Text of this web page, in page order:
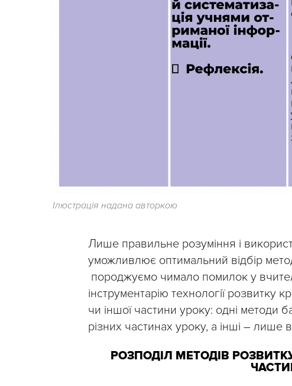
Ілюстрація надана авторкою
Лише правильне розуміння і
уможливлює оптимальний відбір
породжуємо чимало помилок у
інструментарію технології розвитку
чи іншої частини уроку: одні методи
різних частинах уроку, а інші –
РОЗПОДІЛ МЕТОДІВ